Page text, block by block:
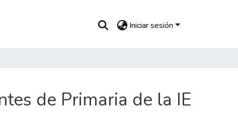
Iniciar sesión
de Primaria de la IE